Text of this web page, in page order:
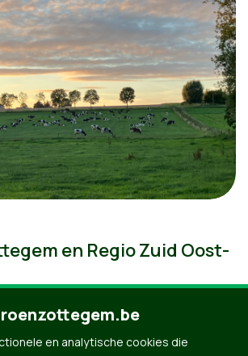
en Regio Zuid Oost-
en analytische cookies die